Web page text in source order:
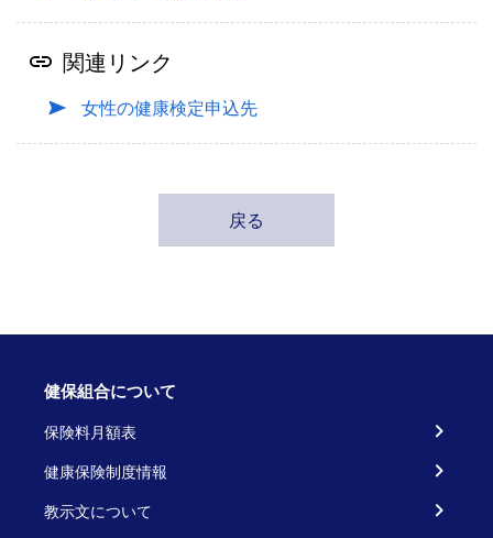
関連リンク
女性の健康検定申込先
戻る
健保組合について
保険料月額表
健康保険制度情報
教示文について